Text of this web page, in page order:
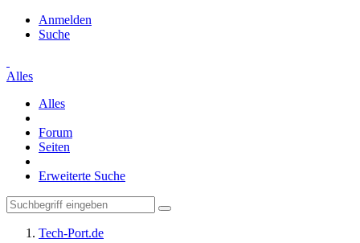
Anmelden
Suche
Alles
Alles
Forum
Seiten
Erweiterte Suche
Tech-Port.de